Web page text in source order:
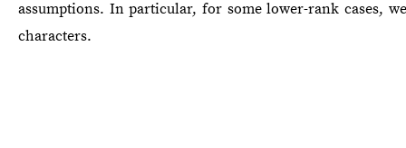
assumptions. In particular, for some lower-rank cases,
characters.